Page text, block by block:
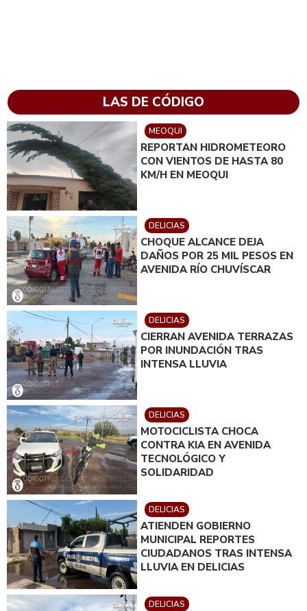
LAS DE CÓDIGO
MEOQUI
REPORTAN HIDROMETEORO
CON VIENTOS DE HASTA 80
KM/H EN MEOQUI
DELICIAS
CHOQUE ALCANCE DEJA
DAÑOS POR 25 MIL PESOS EN
AVENIDA RÍO CHUVÍSCAR
DELICIAS
CIERRAN AVENIDA TERRAZAS
POR INUNDACIÓN TRAS
INTENSA LLUVIA
DELICIAS
MOTOCICLISTA CHOCA
CONTRA KIA EN AVENIDA
TECNOLÓGICO Y
SOLIDARIDAD
DELICIAS
ATIENDEN GOBIERNO
MUNICIPAL REPORTES
CIUDADANOS TRAS INTENSA
LLUVIA EN DELICIAS
DELICIAS